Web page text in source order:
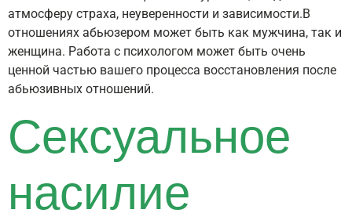
атмосферу страха, неуверенности и зависимости.‍В
отношениях абьюзером может быть как мужчина, так и
женщина. Работа с психологом может быть очень
ценной частью вашего процесса восстановления после
абьюзивных отношений.
Сексуальное
насилие